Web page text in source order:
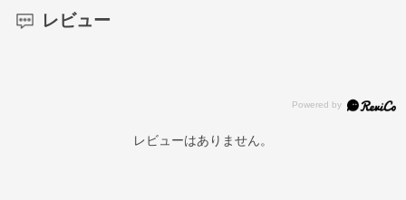
レビュー
レビューはありません。